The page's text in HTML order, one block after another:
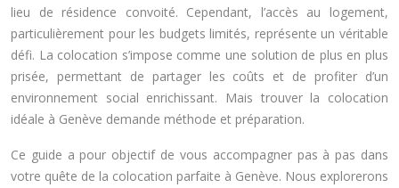
lieu de résidence convoité. Cependant, l’accès au logement,
particulièrement pour les budgets limités, représente un véritable
défi. La colocation s’impose comme une solution de plus en plus
prisée, permettant de partager les coûts et de profiter d’un
environnement social enrichissant. Mais trouver la colocation
idéale à Genève demande méthode et préparation.
Ce guide a pour objectif de vous accompagner pas à pas dans
votre quête de la colocation parfaite à Genève. Nous explorerons